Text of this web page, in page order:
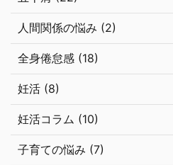
人間関係の悩み (2)
全身倦怠感 (18)
妊活 (8)
妊活コラム (10)
子育ての悩み (7)